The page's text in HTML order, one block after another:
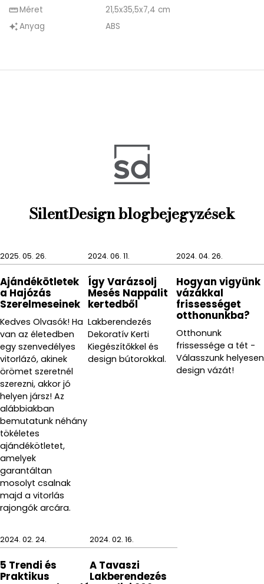
straightenMéret 21,5x35,5x7,4 cm
auto_awesomeAnyag ABS
SilentDesign blogbejegyzések
2025. 05. 26.
Ajándékötletek
a Hajózás
Szerelmeseinek
Kedves Olvasók! Ha
van az életedben
egy szenvedélyes
vitorlázó, akinek
örömet szeretnél
szerezni, akkor jó
helyen jársz! Az
alábbiakban
bemutatunk néhány
tökéletes
ajándékötletet,
amelyek
garantáltan
mosolyt csalnak
majd a vitorlás
rajongók arcára.
2024. 06. 11.
Így Varázsolj
Mesés Nappalit
kertedből
Lakberendezés
Dekoratív Kerti
Kiegészítőkkel és
design bútorokkal.
2024. 04. 26.
Hogyan vigyünk
vázákkal
frissességet
otthonunkba?
Otthonunk
frissessége a tét -
Válasszunk helyesen
design vázát!
2024. 02. 24.
5 Trendi és
Praktikus
2024. 02. 16.
A Tavaszi
Lakberendezés